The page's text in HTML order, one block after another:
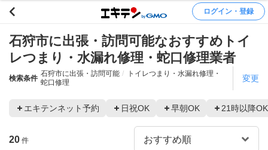
ログイン・登録
石狩市に出張・訪問可能なおすすめトイ
レつまり・水漏れ修理・蛇口修理業者
検索条件
石狩市に出張・訪問可能
トイレつまり・水漏れ修理・
蛇口修理
変更
エキテンネット予約 日祝OK 早朝OK 21時以降OK
20 件